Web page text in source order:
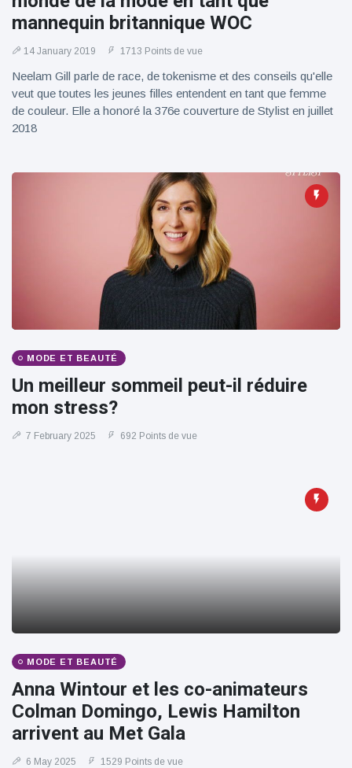
mannequin britannique WOC
14 January 2019 1713 Points de vue
Neelam Gill parle de race, de tokenisme et des conseils qu'elle
veut que toutes les jeunes filles entendent en tant que femme
de couleur. Elle a honoré la 376e couverture de Stylist en juillet
2018
MODE ET BEAUTÉ
Un meilleur sommeil peut-il réduire
mon stress?
7 February 2025 692 Points de vue
MODE ET BEAUTÉ
Anna Wintour et les co-animateurs
Colman Domingo, Lewis Hamilton
arrivent au Met Gala
6 May 2025 1529 Points de vue